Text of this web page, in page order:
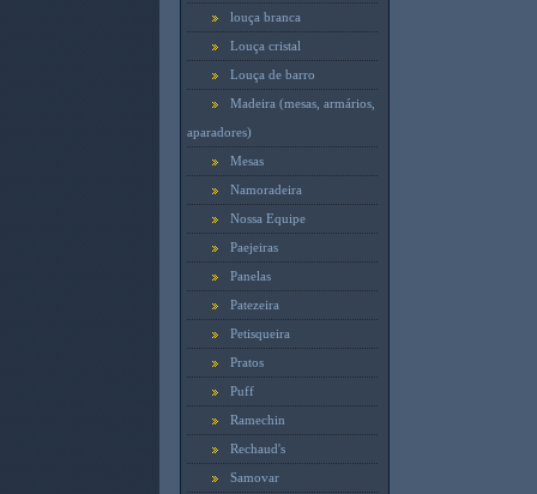
louça branca
Louça cristal
Louça de barro
Madeira (mesas, armários,
aparadores)
Mesas
Namoradeira
Nossa Equipe
Paejeiras
Panelas
Patezeira
Petisqueira
Pratos
Puff
Ramechin
Rechaud's
Samovar